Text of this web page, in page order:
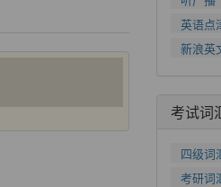
英语点
新浪英
考试词
四级词
考研词